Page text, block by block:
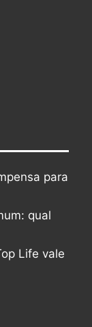
para
qual
Life vale